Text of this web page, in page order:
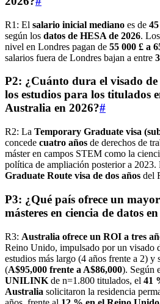
R1: El salario inicial mediano es de
según los datos de HESA de 2026.
nivel en Londres pagan de 55 000 £ a
salarios fuera de Londres bajan a entre
P2: ¿Cuánto dura el visado
los estudios para los titulados
Australia en 2026?#
R2: La Temporary Graduate visa
concede cuatro años de derechos de
máster en campos STEM como la
política de ampliación posterior a 2023.
Graduate Route visa de dos años del
P3: ¿Qué país ofrece un
másteres en ciencia de datos
R3: Australia ofrece un ROI a tres
Reino Unido, impulsado por un visado
estudios más largo (4 años frente a 2) y
(A$95,000 frente a A$86,000). Según
UNILINK de n=1.800 titulados, el 41
Australia solicitaron la residencia